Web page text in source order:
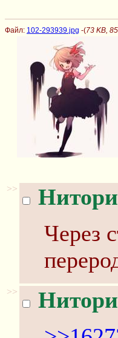
Файл: 102-293939.jpg -(73 KB,
>> Нитори
Через
>> Нитори